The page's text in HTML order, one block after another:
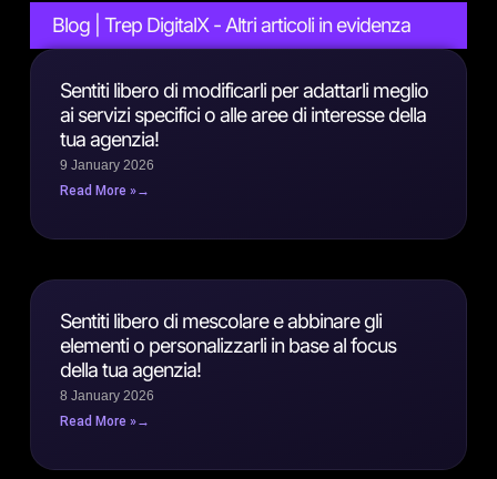
Blog | Trep DigitalX - Altri articoli in evidenza
Sentiti libero di modificarli per adattarli meglio
ai servizi specifici o alle aree di interesse della
tua agenzia!
9 January 2026
Read More »
Sentiti libero di mescolare e abbinare gli
elementi o personalizzarli in base al focus
della tua agenzia!
8 January 2026
Read More »